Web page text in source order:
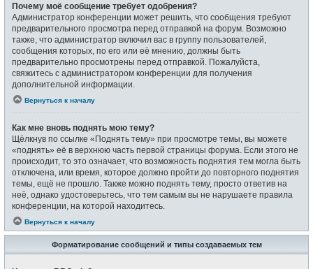
Почему моё сообщение требует одобрения?
Администратор конференции может решить, что сообщения требуют
предварительного просмотра перед отправкой на форум. Возможно
также, что администратор включил вас в группу пользователей,
сообщения которых, по его или её мнению, должны быть
предварительно просмотрены перед отправкой. Пожалуйста,
свяжитесь с администратором конференции для получения
дополнительной информации.
Вернуться к началу
Как мне вновь поднять мою тему?
Щёлкнув по ссылке «Поднять тему» при просмотре темы, вы можете
«поднять» её в верхнюю часть первой страницы форума. Если этого не
происходит, то это означает, что возможность поднятия тем могла быть
отключена, или время, которое должно пройти до повторного поднятия
темы, ещё не прошло. Также можно поднять тему, просто ответив на
неё, однако удостоверьтесь, что тем самым вы не нарушаете правила
конференции, на которой находитесь.
Вернуться к началу
Форматирование сообщений и типы создаваемых тем